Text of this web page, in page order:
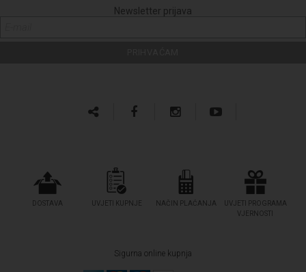
Newsletter prijava
DOSTAVA UVJETI KUPNJE NAČIN PLAĆANJA
UVJETI PROGRAMA
VJERNOSTI
Sigurna online kupnja